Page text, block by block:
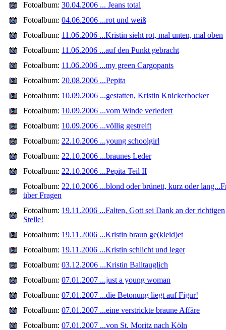
Fotoalbum: 30.04.2006 ... Jeans total
Fotoalbum: 04.06.2006 ...rot und weiß
Fotoalbum: 11.06.2006 ...Kristin sieht rot, mal unten, mal oben
Fotoalbum: 11.06.2006 ...auf den Punkt gebracht
Fotoalbum: 11.06.2006 ...my green Cargopants
Fotoalbum: 20.08.2006 ...Pepita
Fotoalbum: 10.09.2006 ...gestatten, Kristin Knickerbocker
Fotoalbum: 10.09.2006 ...vom Winde verledert
Fotoalbum: 10.09.2006 ...völlig gestreift
Fotoalbum: 22.10.2006 ...young schoolgirl
Fotoalbum: 22.10.2006 ...braunes Leder
Fotoalbum: 22.10.2006 ...Pepita Teil II
Fotoalbum: 22.10.2006 ...blond oder brünett, kurz oder
über Fragen
Fotoalbum: 19.11.2006 ...Falten, Gott sei Dank an der richtigen
Stelle!
Fotoalbum: 19.11.2006 ...Kristin braun ge(kleid)et
Fotoalbum: 19.11.2006 ...Kristin schlicht und leger
Fotoalbum: 03.12.2006 ...Kristin Balltauglich
Fotoalbum: 07.01.2007 ...just a young woman
Fotoalbum: 07.01.2007 ...die Betonung liegt auf Figur!
Fotoalbum: 07.01.2007 ...eine verstrickte braune Affäre
Fotoalbum: 07.01.2007 ...von St. Moritz nach Köln